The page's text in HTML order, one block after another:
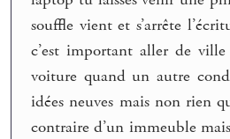
souffle vient et s’arrête
c’est important aller de
voiture quand un autre
idées neuves mais non rien
contraire d’un immeuble